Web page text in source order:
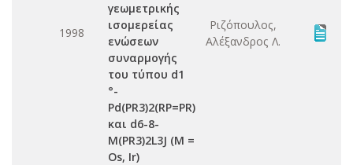
1998
γεωμετρικής
ισομερείας
ενώσεων
συναρμογής
του τύπου d1
°-
Pd(PR3)2(RP=PR)
και d6-8-
M(PR3)2L3J (Μ =
Os, Ir)
Ριζόπουλος,
Αλέξανδρος Λ.